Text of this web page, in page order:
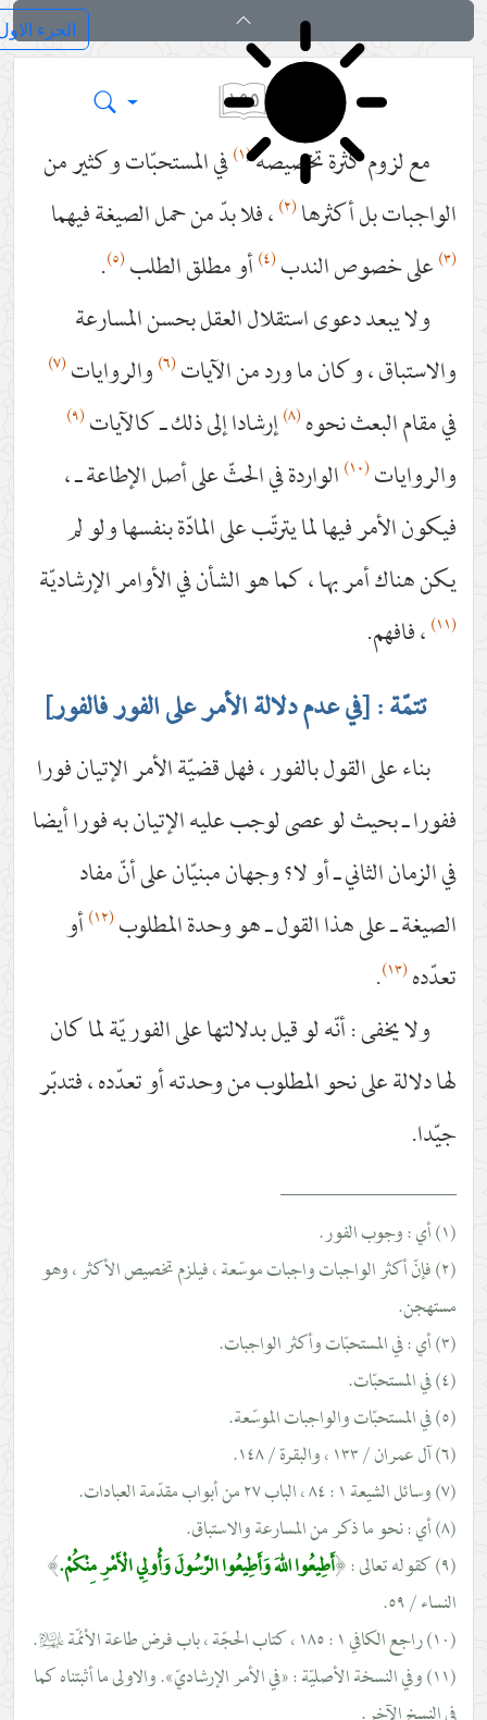
کفایة الاصول ١٥٥
مع لزوم كثرة تخصيصه(١) في المستحبّات وكثير من
الواجبات بل أكثرها(٢) ، فلا بدّ من حمل الصيغة فيهما
(٣) على خصوص الندب(٤) أو مطلق الطلب(٥) .
ولا يبعد دعوى استقلال العقل بحسن المسارعة
والاستباق ، وكان ما ورد من الآيات(٦) والروايات(٧)
في مقام البعث نحوه(٨) إرشادا إلى ذلك ـ كالآيات(٩)
والروايات(١٠)
الواردة في الحثّ على أصل الإطاعة ـ ،
فيكون الأمر فيها لما يترتّب على المادّة بنفسها ولو لم
يكن هناك أمر بها ، كما هو الشأن في الأوامر الإرشاديّة
(١١) ، فافهم.
تتمّة : [في عدم دلالة الأمر على الفور فالفور]
بناء على القول بالفور ، فهل قضيّة الأمر الإتيان فورا
ففورا ـ بحيث لو عصى لوجب عليه الإتيان به فورا أيضا
في الزمان الثاني ـ أو لا؟ وجهان مبنيّان على أنّ مفاد
الصيغة ـ على هذا القول ـ هو وحدة المطلوب(١٢)
أو
تعدّده(١٣) .
ولا يخفى : أنّه لو قيل بدلالتها على الفوريّة لما كان
لها دلالة على نحو المطلوب من وحدته أو تعدّده ، فتدبّر
جيّدا.
__________________
(١) أي : وجوب الفور.
(٢) فإنّ أكثر الواجبات واجبات موسّعة ، فيلزم تخصيص الأكثر ، وهو
مستهجن.
(٣) أي : في المستحبّات وأكثر الواجبات.
(٤) في المستحبّات.
(٥) في المستحبّات والواجبات الموسّعة.
(٦) آل عمران / ١٣٣ ، والبقرة / ١٤٨.
(٧) وسائل الشيعة ١ : ٨٤ ، الباب ٢٧ من أبواب مقدّمة العبادات.
(٨) أي : نحو ما ذكر من المسارعة والاستباق.
(٩) كقوله تعالى :
﴿أَطِيعُوا اللهَ وَأَطِيعُوا الرَّسُولَ وَأُولِي الْأَمْرِ مِنْكُمْ.﴾
النساء / ٥٩.
(١٠) راجع الكافي ١ : ١٨٥ ، كتاب الحجّة ، باب فرض طاعة الأئمّة
عليهم‌السلام.
(١١) وفي النسخة الأصليّة : «في الأمر الإرشاديّ». والاولى ما أثبتناه كما